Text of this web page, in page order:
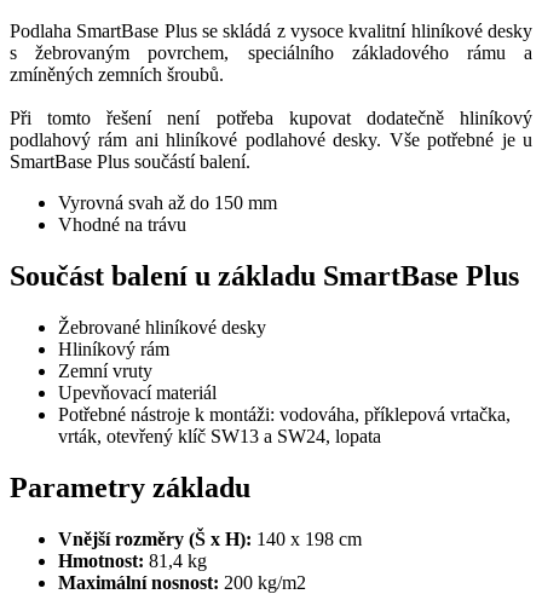
Podlaha SmartBase Plus se skládá z vysoce kvalitní hliníkové desky
s žebrovaným povrchem, speciálního základového rámu a
zmíněných zemních šroubů.
Při tomto řešení není potřeba kupovat dodatečně hliníkový
podlahový rám ani hliníkové podlahové desky. Vše potřebné je u
SmartBase Plus součástí balení.
Vyrovná svah až do 150 mm
Vhodné na trávu
Součást balení u základu SmartBase Plus
Žebrované hliníkové desky
Hliníkový rám
Zemní vruty
Upevňovací materiál
Potřebné nástroje k montáži: vodováha, příklepová vrtačka,
vrták, otevřený klíč SW13 a SW24, lopata
Parametry základu
Vnější rozměry (Š x H): 140 x 198 cm
Hmotnost: 81,4 kg
Maximální nosnost: 200 kg/m2